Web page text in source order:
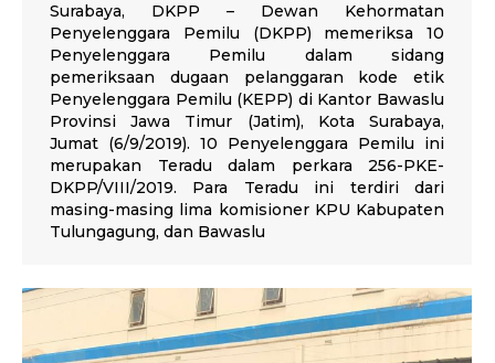
Surabaya, DKPP – Dewan Kehormatan
Penyelenggara Pemilu (DKPP) memeriksa 10
Penyelenggara Pemilu dalam sidang
pemeriksaan dugaan pelanggaran kode etik
Penyelenggara Pemilu (KEPP) di Kantor Bawaslu
Provinsi Jawa Timur (Jatim), Kota Surabaya,
Jumat (6/9/2019). 10 Penyelenggara Pemilu ini
merupakan Teradu dalam perkara 256-PKE-
DKPP/VIII/2019. Para Teradu ini terdiri dari
masing-masing lima komisioner KPU Kabupaten
Tulungagung, dan Bawaslu